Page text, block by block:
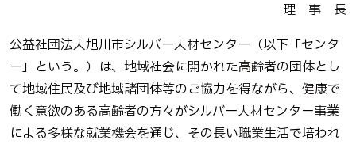
理 事 長
公益社団法人旭川市シルバー人材センター（以下「センタ
ー」という。）は、地域社会に開かれた高齢者の団体とし
て地域住民及び地域諸団体等のご協力を得ながら、健康で
働く意欲のある高齢者の方々がシルバー人材センター事業
による多様な就業機会を通じ、その長い職業生活で培われ